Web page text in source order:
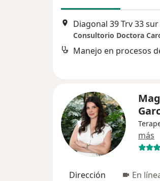
Consultorio Doctora
Manejo en procesos
más
Dirección En